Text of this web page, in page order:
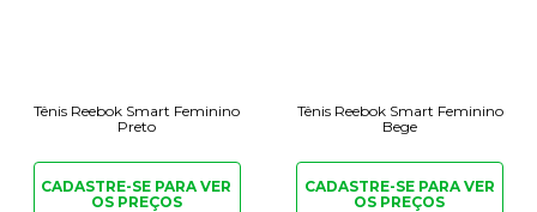
Tênis Reebok Smart Feminino
Preto
CADASTRE-SE PARAVER
OS PREÇOS
Tênis Reebok Smart Feminino
Bege
CADASTRE-SE PARAVER
OS PREÇOS